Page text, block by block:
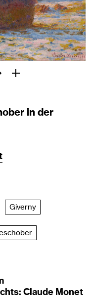
in der
Giverny
Claude Monet